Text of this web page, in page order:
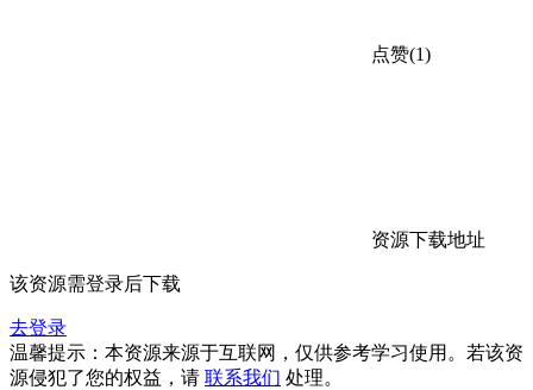
点赞(1)
资源下载地址
该资源需登录后下载
去登录
温馨提示：本资源来源于互联网，仅供参考学习使用。若该资
源侵犯了您的权益，请 联系我们 处理。